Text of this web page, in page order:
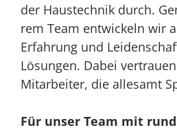
der Haus­tech­nik durch.
rem Team ent­wi­ckeln wir
Erfah­rung und
Lösun­gen. Dabei
Mit­ar­bei­ter, die alle­samt
Für unser Team mit